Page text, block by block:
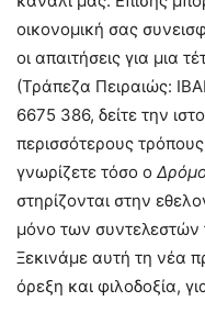
οικονομική σας
οι απαιτήσεις για μια
(Τράπεζα Πειραιώς:
6675 386, δείτε την
περισσότερους
γνωρίζετε τόσο ο
στηρίζονται στην
μόνο των
Ξεκινάμε αυτή τη νέα
όρεξη και φιλοδοξία,